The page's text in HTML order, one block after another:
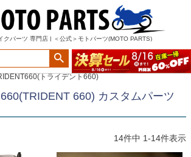
ク パーツ 専門店 | ＜公式＞モトパーツ(MOTO PARTS)
トライデント660)
660) カスタムパーツ
14件中 1-14件表示